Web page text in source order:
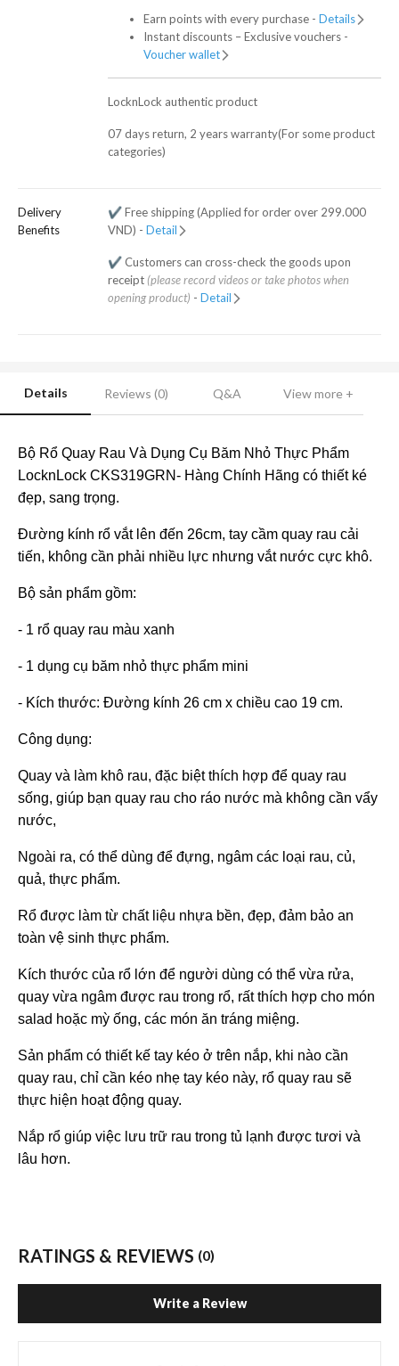
Earn points with every purchase - Details
Instant discounts – Exclusive vouchers -
Voucher wallet
LocknLock authentic product
07 days return, 2 years warranty(For some product
categories)
Delivery
Benefits
✔️ Free shipping (Applied for order over 299.000
VND) - Detail
✔️ Customers can cross-check the goods upon
receipt (please record videos or take photos when
opening product) - Detail
Details Reviews (0) Q&A View more +
Bộ Rổ Quay Rau Và Dụng Cụ Băm Nhỏ Thực Phẩm
LocknLock CKS319GRN- Hàng Chính Hãng có thiết ké
đẹp, sang trọng.
Đường kính rổ vắt lên đến 26cm, tay cầm quay rau cải
tiến, không cần phải nhiều lực nhưng vắt nước cực khô.
Bộ sản phẩm gồm:
- 1 rổ quay rau màu xanh
- 1 dụng cụ băm nhỏ thực phẩm mini
- Kích thước: Đường kính 26 cm x chiều cao 19 cm.
Công dụng:
Quay và làm khô rau, đặc biệt thích hợp để quay rau
sống, giúp bạn quay rau cho ráo nước mà không cần vẩy
nước,
Ngoài ra, có thể dùng để đựng, ngâm các loại rau, củ,
quả, thực phẩm.
Rổ được làm từ chất liệu nhựa bền, đẹp, đảm bảo an
toàn vệ sinh thực phẩm.
Kích thước của rổ lớn để người dùng có thể vừa rửa,
quay vừa ngâm được rau trong rổ, rất thích hợp cho món
salad hoặc mỳ ống, các món ăn tráng miệng.
Sản phẩm có thiết kế tay kéo ở trên nắp, khi nào cần
quay rau, chỉ cần kéo nhẹ tay kéo này, rổ quay rau sẽ
thực hiện hoạt động quay.
Nắp rổ giúp việc lưu trữ rau trong tủ lạnh được tươi và
lâu hơn.
RATINGS & REVIEWS (0)
Write a Review